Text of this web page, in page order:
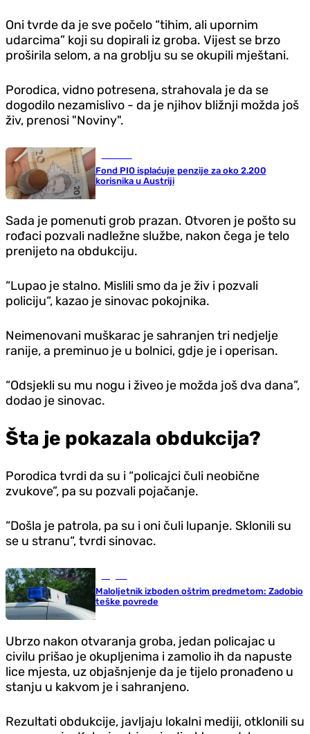
Oni tvrde da je sve počelo “tihim, ali upornim
udarcima” koji su dopirali iz groba. Vijest se brzo
proširila selom, a na groblju su se okupili mještani.
Porodica, vidno potresena, strahovala je da se
dogodilo nezamislivo - da je njihov bližnji možda još
živ, prenosi "Noviny".
Fond PIO isplaćuje penzije za oko 2.200
korisnika u Austriji
Sada je pomenuti grob prazan. Otvoren je pošto su
rođaci pozvali nadležne službe, nakon čega je telo
prenijeto na obdukciju.
“Lupao je stalno. Mislili smo da je živ i pozvali
policiju“, kazao je sinovac pokojnika.
Neimenovani muškarac je sahranjen tri nedjelje
ranije, a preminuo je u bolnici, gdje je i operisan.
“Odsjekli su mu nogu i živeo je možda još dva dana”,
dodao je sinovac.
Šta je pokazala obdukcija?
Porodica tvrdi da su i “policajci čuli neobične
zvukove”, pa su pozvali pojačanje.
“Došla je patrola, pa su i oni čuli lupanje. Sklonili su
se u stranu“, tvrdi sinovac.
Maloljetnik izboden oštrim predmetom: Zadobio
teške povrede
Ubrzo nakon otvaranja groba, jedan policajac u
civilu prišao je okupljenima i zamolio ih da napuste
lice mjesta, uz objašnjenje da je tijelo pronađeno u
stanju u kakvom je i sahranjeno.
Rezultati obdukcije, javljaju lokalni mediji, otklonili su